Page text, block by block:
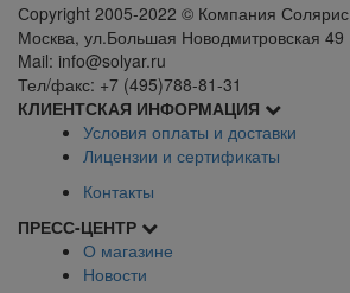
Сopyright 2005-2022 © Компания Солярис
Москва, ул.Большая Новодмитровская 49
Mail: info@solyar.ru
Тел/факс: +7 (495)788-81-31
КЛИЕНТСКАЯ ИНФОРМАЦИЯ
Условия оплаты и доставки
Лицензии и сертификаты
Контакты
ПРЕСС-ЦЕНТР
О магазине
Новости